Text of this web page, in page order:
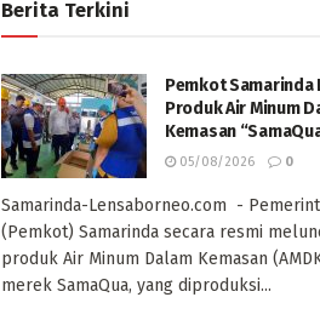
Berita Terkini
Pemkot Samarinda
Produk Air Minum
Kemasan
05/08/2026 0
Samarinda-Lensaborneo.com -
(Pemkot) Samarinda secara resmi
produk Air Minum Dalam Kemasan
merek SamaQua, yang diproduksi...